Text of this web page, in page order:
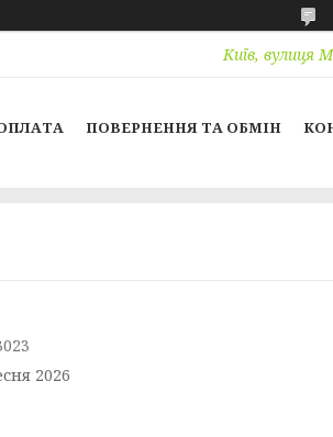
Київ, вулиця
ПОВЕРНЕННЯ ТА ОБМІН
2026